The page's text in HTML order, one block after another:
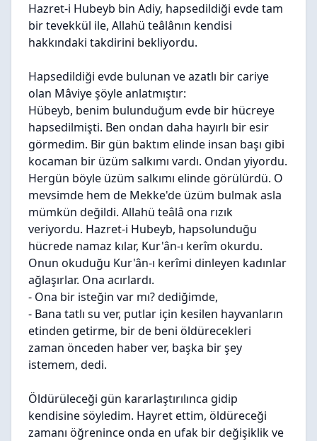
Hazret-i Hubeyb bin Adiy, hapsedildiği evde tam
bir tevekkül ile, Allahü teâlânın kendisi
hakkındaki takdirini bekliyordu.
Hapsedildiği evde bulunan ve azatlı bir cariye
olan Mâviye şöyle anlatmıştır:
Hübeyb, benim bulunduğum evde bir hücreye
hapsedilmişti. Ben ondan daha hayırlı bir esir
görmedim. Bir gün baktım elinde insan başı gibi
kocaman bir üzüm salkımı vardı. Ondan yiyordu.
Hergün böyle üzüm salkımı elinde görülürdü. O
mevsimde hem de Mekke'de üzüm bulmak asla
mümkün değildi. Allahü teâlâ ona rızık
veriyordu. Hazret-i Hubeyb, hapsolunduğu
hücrede namaz kılar, Kur'ân-ı kerîm okurdu.
Onun okuduğu Kur'ân-ı kerîmi dinleyen kadınlar
ağlaşırlar. Ona acırlardı.
- Ona bir isteğin var mı? dediğimde,
- Bana tatlı su ver, putlar için kesilen hayvanların
etinden getirme, bir de beni öldürecekleri
zaman önceden haber ver, başka bir şey
istemem, dedi.
Öldürüleceği gün kararlaştırılınca gidip
kendisine söyledim. Hayret ettim, öldüreceği
zamanı öğrenince onda en ufak bir değişiklik ve